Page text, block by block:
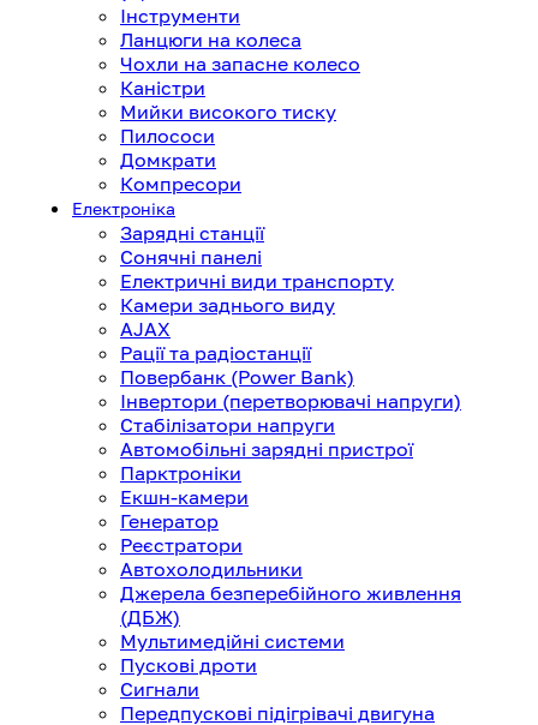
Інструменти
Ланцюги на колеса
Чохли на запасне колесо
Каністри
Мийки високого тиску
Пилососи
Домкрати
Компресори
Електроніка
Зарядні станції
Сонячні панелі
Електричні види транспорту
Камери заднього виду
AJAX
Рації та радіостанції
Повербанк (Power Bank)
Інвертори (перетворювачі напруги)
Стабілізатори напруги
Автомобільні зарядні пристрої
Парктроніки
Екшн-камери
Генератор
Реєстратори
Автохолодильники
Джерела безперебійного живлення
(ДБЖ)
Мультимедійні системи
Пускові дроти
Сигнали
Передпускові підігрівачі двигуна